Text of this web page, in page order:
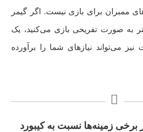
ممبران برای بازی نیست. اگر گیمر
به صورت تفریحی بازی می‌کنید، یک
نیز می‌تواند نیازهای شما را برآورده
برخی زمینه‌ها نسبت به کیبورد